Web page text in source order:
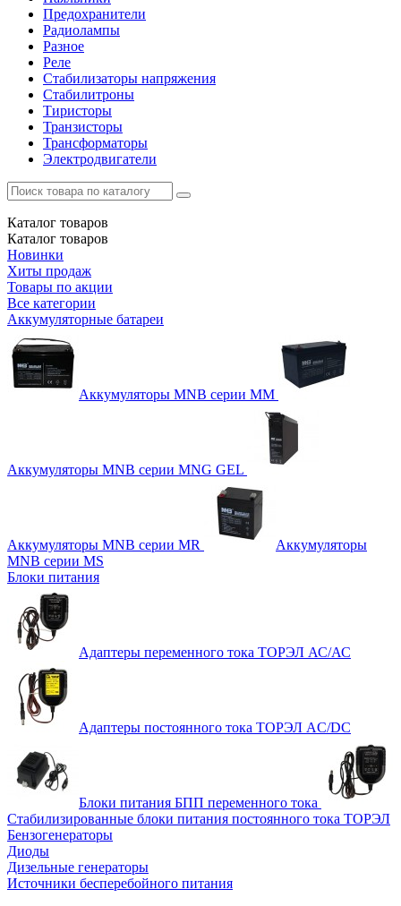
Предохранители
Радиолампы
Разное
Реле
Стабилизаторы напряжения
Стабилитроны
Тиристоры
Транзисторы
Трансформаторы
Электродвигатели
Каталог товаров
Каталог товаров
Новинки
Хиты продаж
Товары по акции
Все категории
Аккумуляторные батареи
Аккумуляторы MNB серии MM
Аккумуляторы MNB серии MNG GEL
Аккумуляторы MNB серии MR
Аккумуляторы
MNB серии MS
Блоки питания
Адаптеры переменного тока ТОРЭЛ АС/АС
Адаптеры постоянного тока ТОРЭЛ AC/DC
Блоки питания БПП переменного тока
Стабилизированные блоки питания постоянного тока ТОРЭЛ
Бензогенераторы
Диоды
Дизельные генераторы
Источники бесперебойного питания